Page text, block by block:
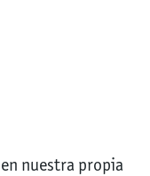
nuestra propia